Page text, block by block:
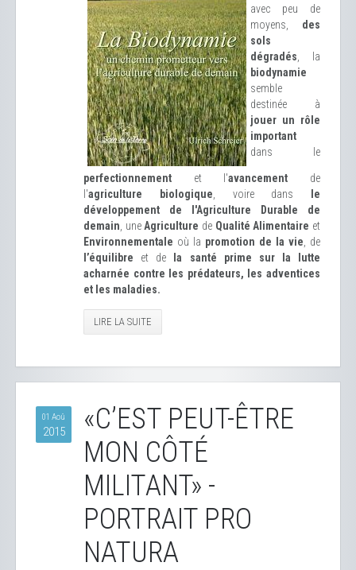
avec peu de
moyens, des
sols
dégradés , la
biodynamie
semble
destinée à
jouer un rôle
important
dans le
perfectionnement et l'avancement de
l'agriculture biologique , voire dans
le
développement de l'Agriculture Durable de
demain , une Agriculture de Qualité Alimentaire et
Environnementale où la promotion de la vie , de
l’équilibre et de
la santé prime sur la lutte
acharnée contre les prédateurs, les adventices
et les maladies.
LIRE LA SUITE
01 Aoû
2015
«C’EST PEUT-ÊTRE
MON CÔTÉ
MILITANT» -
PORTRAIT PRO
NATURA